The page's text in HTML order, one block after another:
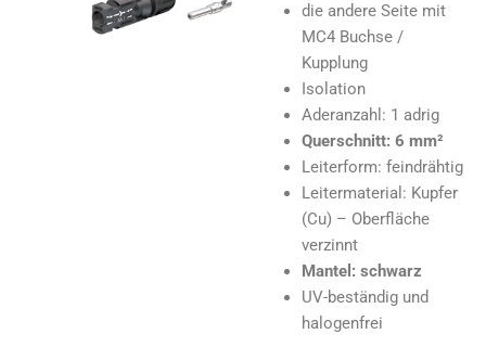
die andere Seite mit
MC4 Buchse /
Kupplung
Isolation
Aderanzahl: 1 adrig
Querschnitt: 6 mm²
Leiterform: feindrähtig
Leitermaterial: Kupfer
(Cu) – Oberfläche
verzinnt
Mantel: schwarz
UV-beständig und
halogenfrei